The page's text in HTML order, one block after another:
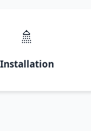
🚿
Installation